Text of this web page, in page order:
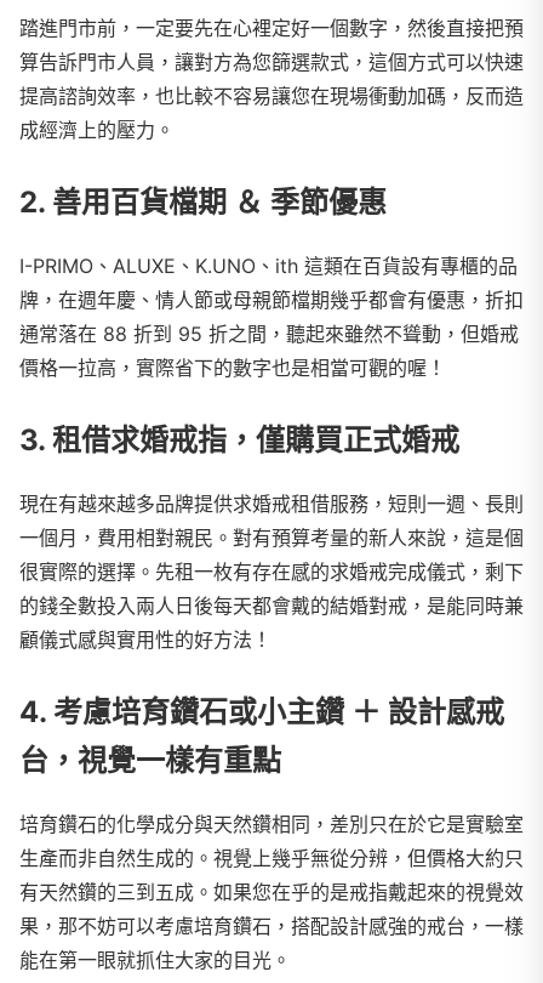
踏進門市前，一定要先在心裡定好一個數字，然後直接把預
算告訴門市人員，讓對方為您篩選款式，這個方式可以快速
提高諮詢效率，也比較不容易讓您在現場衝動加碼，反而造
成經濟上的壓力。
2. 善用百貨檔期 ＆ 季節優惠
I-PRIMO、ALUXE、K.UNO、ith 這類在百貨設有專櫃的品
牌，在週年慶、情人節或母親節檔期幾乎都會有優惠，折扣
通常落在 88 折到 95 折之間，聽起來雖然不聳動，但婚戒
價格一拉高，實際省下的數字也是相當可觀的喔！
3. 租借求婚戒指，僅購買正式婚戒
現在有越來越多品牌提供求婚戒租借服務，短則一週、長則
一個月，費用相對親民。對有預算考量的新人來說，這是個
很實際的選擇。先租一枚有存在感的求婚戒完成儀式，剩下
的錢全數投入兩人日後每天都會戴的結婚對戒，是能同時兼
顧儀式感與實用性的好方法！
4. 考慮培育鑽石或小主鑽 ＋ 設計感戒
台，視覺一樣有重點
培育鑽石的化學成分與天然鑽相同，差別只在於它是實驗室
生產而非自然生成的。視覺上幾乎無從分辨，但價格大約只
有天然鑽的三到五成。如果您在乎的是戒指戴起來的視覺效
果，那不妨可以考慮培育鑽石，搭配設計感強的戒台，一樣
能在第一眼就抓住大家的目光。